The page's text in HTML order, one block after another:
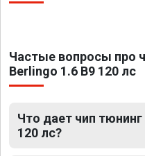
Частые вопросы про
Berlingo 1.6 B9 120 лс
Что дает чип
120 лс?